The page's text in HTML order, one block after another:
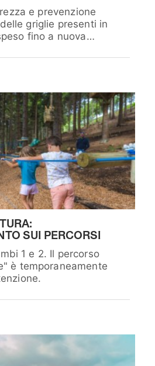
e prevenzione
griglie presenti in
fino a nuova
SUI PERCORSI
1 e 2. Il percorso
è temporaneamente